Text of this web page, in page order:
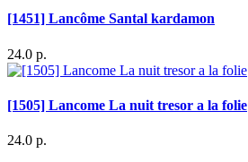
[1451] Lancôme Santal kardamon
24.0 р.
[1505] Lancome La nuit tresor a la folie
24.0 р.